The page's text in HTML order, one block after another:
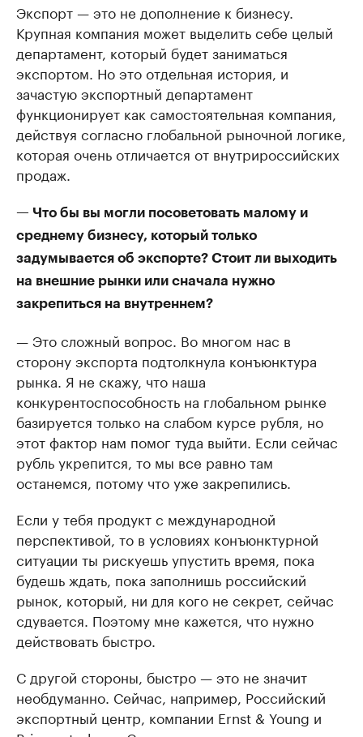
Экспорт — это не дополнение к бизнесу.
Крупная компания может выделить себе целый
департамент, который будет заниматься
экспортом. Но это отдельная история, и
зачастую экспортный департамент
функционирует как самостоятельная компания,
действуя согласно глобальной рыночной логике,
которая очень отличается от внутрироссийских
продаж.
— Что бы вы могли посоветовать малому и
среднему бизнесу, который только
задумывается об экспорте? Стоит ли выходить
на внешние рынки или сначала нужно
закрепиться на внутреннем?
— Это сложный вопрос. Во многом нас в
сторону экспорта подтолкнула конъюнктура
рынка. Я не скажу, что наша
конкурентоспособность на глобальном рынке
базируется только на слабом курсе рубля, но
этот фактор нам помог туда выйти. Если сейчас
рубль укрепится, то мы все равно там
останемся, потому что уже закрепились.
Если у тебя продукт с международной
перспективой, то в условиях конъюнктурной
ситуации ты рискуешь упустить время, пока
будешь ждать, пока заполнишь российский
рынок, который, ни для кого не секрет, сейчас
сдувается. Поэтому мне кажется, что нужно
действовать быстро.
С другой стороны, быстро — это не значит
необдуманно. Сейчас, например, Российский
экспортный центр, компании Ernst & Young и